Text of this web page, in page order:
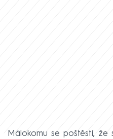
Málokomu se poštěstí, že